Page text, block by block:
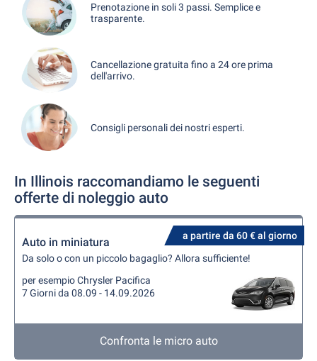
Prenotazione in soli 3 passi. Semplice e
trasparente.
Cancellazione gratuita fino a 24 ore prima
dell'arrivo.
Consigli personali dei nostri esperti.
In Illinois raccomandiamo le seguenti
offerte di noleggio auto
a partire da 60 € al giorno
Auto in miniatura
Da solo o con un piccolo bagaglio? Allora sufficiente!
per esempio Chrysler Pacifica
7 Giorni da 08.09 - 14.09.2026
Confronta le micro auto